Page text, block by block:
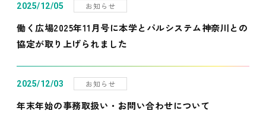
2025/12/05 お知らせ
働く広場2025年11月号に本学とパルシステム神奈川との
協定が取り上げられました
2025/12/03 お知らせ
年末年始の事務取扱い・お問い合わせについて